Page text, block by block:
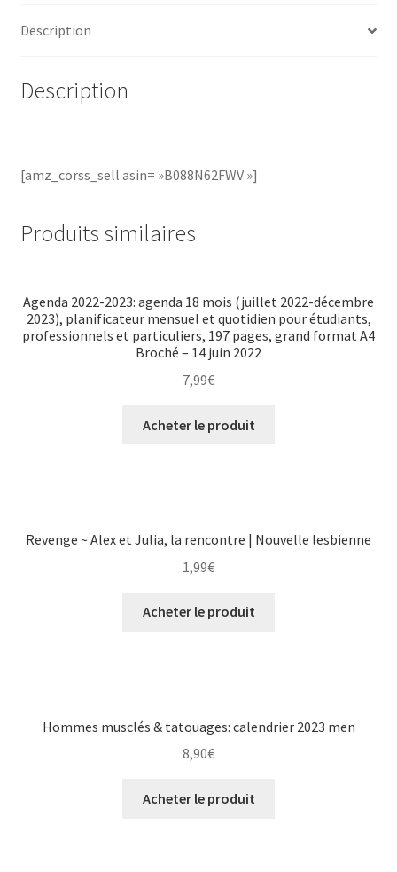
Description
Description
[amz_corss_sell asin= »B088N62FWV »]
Produits similaires
Agenda 2022-2023: agenda 18 mois (juillet 2022-décembre
2023), planificateur mensuel et quotidien pour étudiants,
professionnels et particuliers, 197 pages, grand format A4
Broché – 14 juin 2022
7,99€
Acheter le produit
Revenge ~ Alex et Julia, la rencontre | Nouvelle lesbienne
1,99€
Acheter le produit
Hommes musclés & tatouages: calendrier 2023 men
8,90€
Acheter le produit